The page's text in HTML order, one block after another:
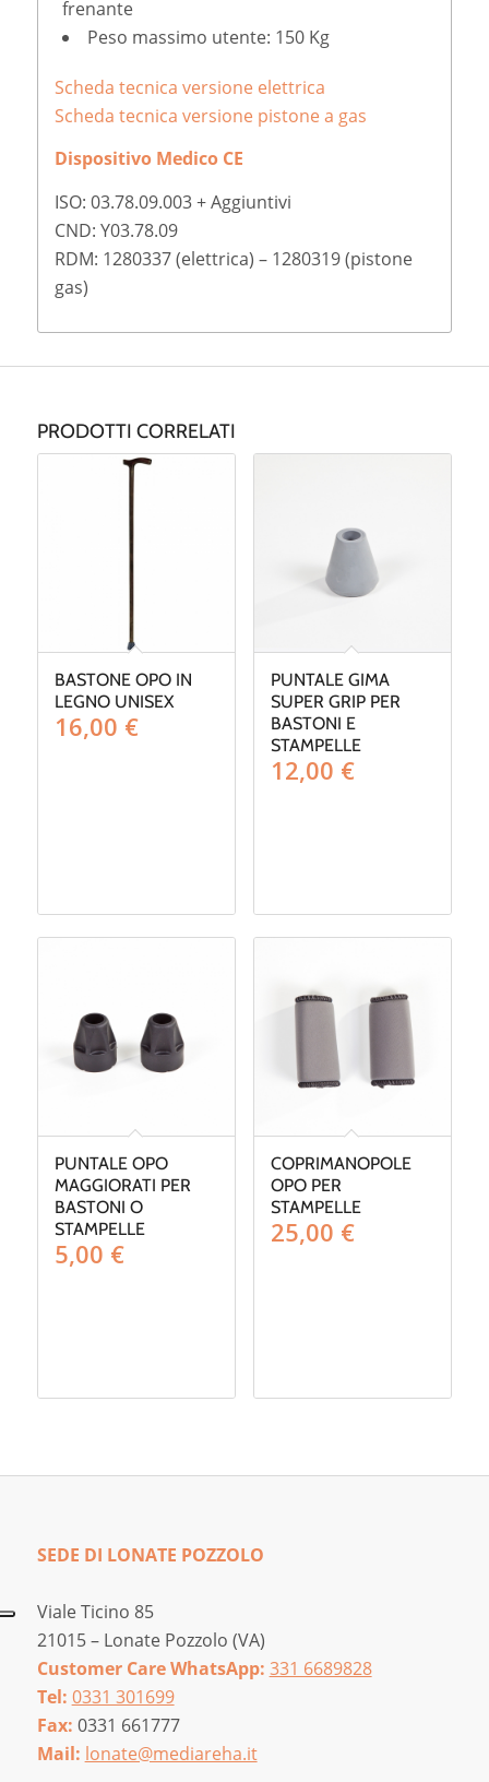
frenante
Peso massimo utente: 150 Kg
Scheda tecnica versione elettrica
Scheda tecnica versione pistone a gas
Dispositivo Medico CE
ISO: 03.78.09.003 + Aggiuntivi
CND: Y03.78.09
RDM: 1280337 (elettrica) – 1280319 (pistone
gas)
PRODOTTI CORRELATI
BASTONE OPO IN
LEGNO UNISEX
16,00 €
PUNTALE GIMA
SUPER GRIP PER
BASTONI E
STAMPELLE
12,00 €
PUNTALE OPO
MAGGIORATI PER
BASTONI O
STAMPELLE
5,00 €
COPRIMANOPOLE
OPO PER
STAMPELLE
25,00 €
SEDE DI LONATE POZZOLO
Viale Ticino 85
21015 – Lonate Pozzolo (VA)
Customer Care WhatsApp: 331 6689828
Tel: 0331 301699
Fax: 0331 661777
Mail: lonate@mediareha.it